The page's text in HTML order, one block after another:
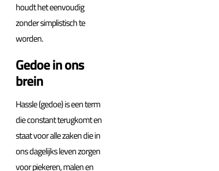
houdt het eenvoudig
zonder simplistisch te
worden.
Gedoe in ons
brein
Hassle (gedoe) is een term
die constant terugkomt en
staat voor alle zaken die in
ons dagelijks leven zorgen
voor piekeren, malen en